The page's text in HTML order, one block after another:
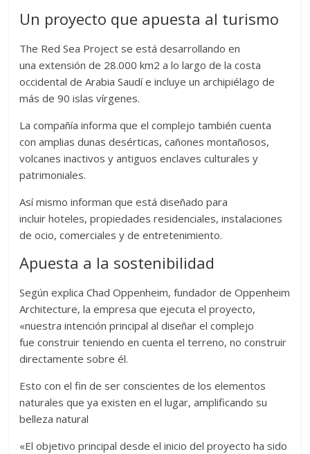
Un proyecto que apuesta al turismo
The Red Sea Project se está desarrollando en
una extensión de 28.000 km2 a lo largo de la costa
occidental de Arabia Saudí e incluye un archipiélago de
más de 90 islas vírgenes.
La compañía informa que el complejo también cuenta
con amplias dunas desérticas, cañones montañosos,
volcanes inactivos y antiguos enclaves culturales y
patrimoniales.
Así mismo informan que está diseñado para
incluir hoteles, propiedades residenciales, instalaciones
de ocio, comerciales y de entretenimiento.
Apuesta a la sostenibilidad
Según explica Chad Oppenheim, fundador de Oppenheim
Architecture, la empresa que ejecuta el proyecto,
«nuestra intención principal al diseñar el complejo
fue construir teniendo en cuenta el terreno, no construir
directamente sobre él.
Esto con el fin de ser conscientes de los elementos
naturales que ya existen en el lugar, amplificando su
belleza natural
«El objetivo principal desde el inicio del proyecto ha sido